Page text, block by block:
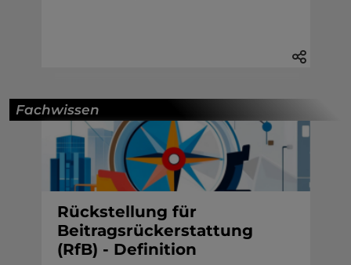
Fachwissen
Rückstellung für
Beitragsrückerstattung
(RfB) - Definition